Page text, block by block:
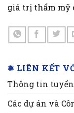
giá trị thẩm mỹ
❅ LIÊN KẾT
Thông tin
Các dự án và